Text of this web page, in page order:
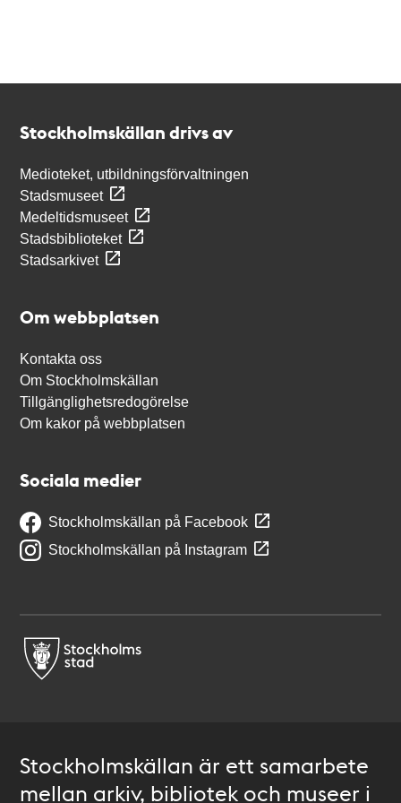
Stockholmskällan drivs av
Medioteket, utbildningsförvaltningen
Stadsmuseet
Medeltidsmuseet
Stadsbiblioteket
Stadsarkivet
Om webbplatsen
Kontakta oss
Om Stockholmskällan
Tillgänglighetsredogörelse
Om kakor på webbplatsen
Sociala medier
Stockholmskällan på Facebook
Stockholmskällan på Instagram
Stockholmskällan är ett samarbete
mellan arkiv, bibliotek och museer i